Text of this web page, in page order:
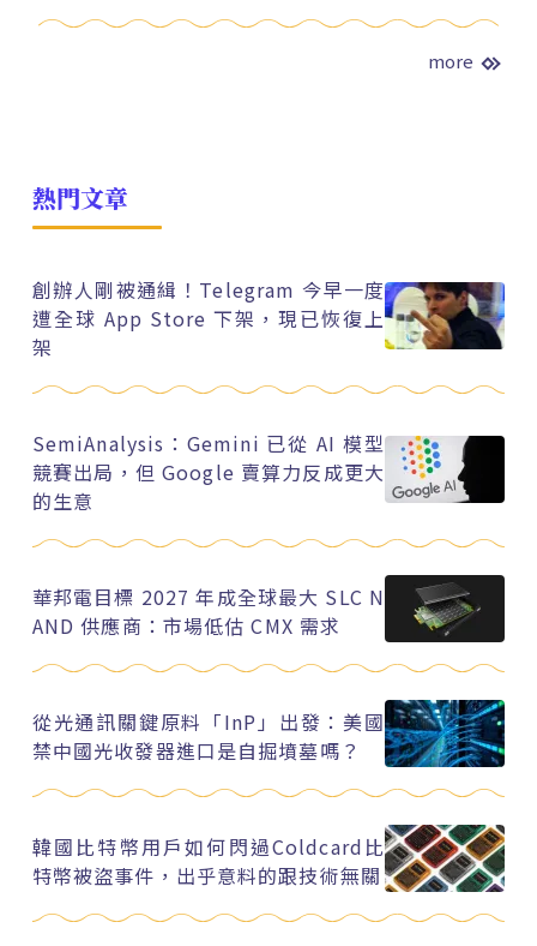
more
熱門文章
創辦人剛被通緝！Telegram 今早一度
遭全球 App Store 下架，現已恢復上
架
SemiAnalysis：Gemini 已從 AI 模型
競賽出局，但 Google 賣算力反成更大
的生意
華邦電目標 2027 年成全球最大 SLC N
AND 供應商：市場低估 CMX 需求
從光通訊關鍵原料「InP」出發：美國
禁中國光收發器進口是自掘墳墓嗎？
韓國比特幣用戶如何閃過Coldcard比
特幣被盜事件，出乎意料的跟技術無關